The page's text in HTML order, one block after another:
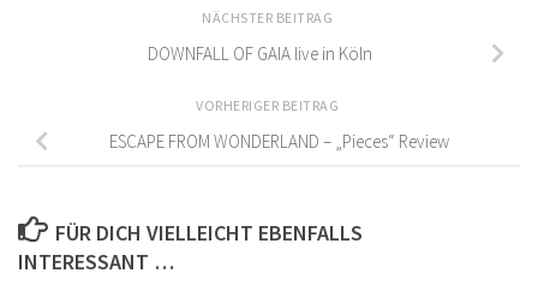
NÄCHSTER BEITRAG
DOWNFALL OF GAIA live in Köln
VORHERIGER BEITRAG
ESCAPE FROM WONDERLAND – „Pieces“ Review
FÜR DICH VIELLEICHT EBENFALLS
INTERESSANT …